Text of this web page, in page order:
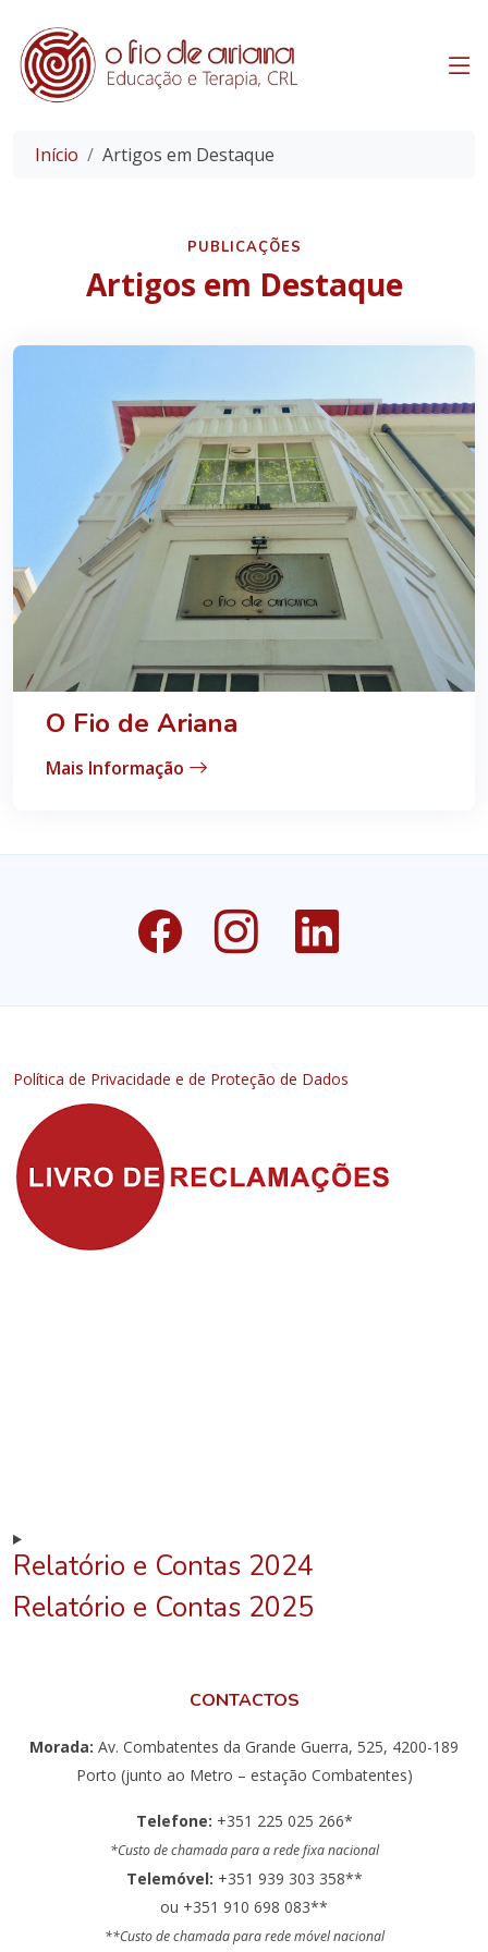
Início Artigos em Destaque
PUBLICAÇÕES
Artigos em Destaque
O Fio de Ariana
Mais Informação
Política de Privacidade e de Proteção de Dados
Relatório e Contas 2024
Relatório e Contas 2025
CONTACTOS
Morada: Av. Combatentes da Grande Guerra, 525, 4200-189
Porto (junto ao Metro – estação Combatentes)
Telefone: +351 225 025 266*
*Custo de chamada para a rede fixa nacional
Telemóvel: +351 939 303 358**
ou +351 910 698 083**
**Custo de chamada para rede móvel nacional